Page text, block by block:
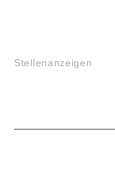
Stellenanzeigen